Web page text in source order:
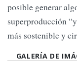
posible generar
superproducción
más sostenible y
GALERÍA DE